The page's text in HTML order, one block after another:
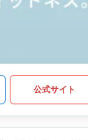
公式サイト